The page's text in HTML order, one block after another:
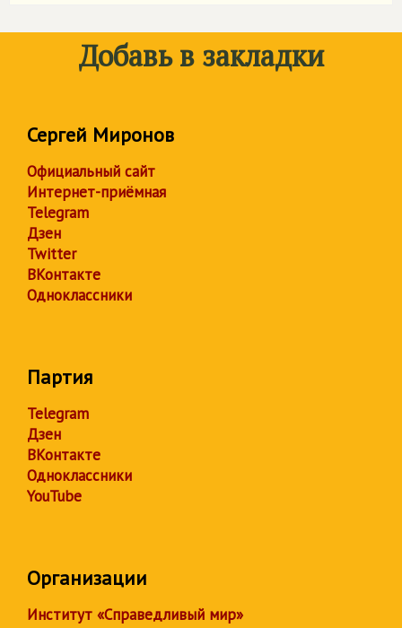
Добавь в закладки
Сергей Миронов
Официальный сайт
Интернет-приёмная
Telegram
Дзен
Twitter
ВКонтакте
Одноклассники
Партия
Telegram
Дзен
ВКонтакте
Одноклассники
YouTube
Организации
Институт «Справедливый мир»